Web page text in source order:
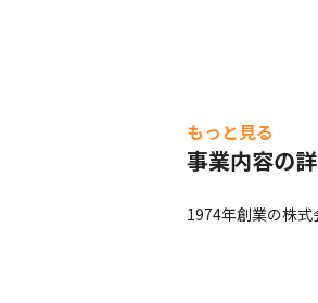
もっと見る
事業内容の
1974年創業の株式